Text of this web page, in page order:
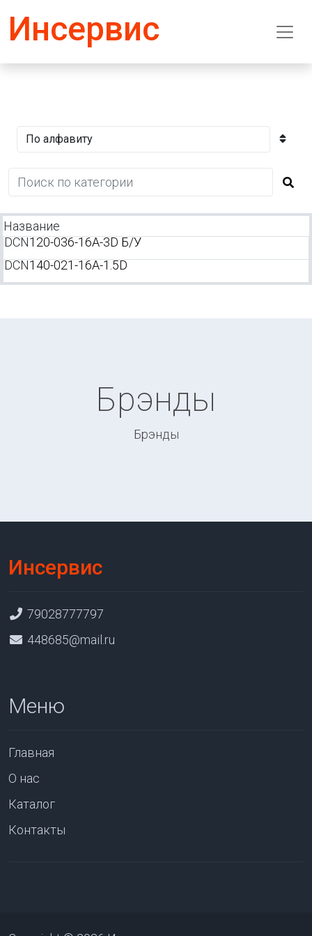
Инсервис
Название
DCN120-036-16A-3D Б/У
DCN140-021-16A-1.5D
Брэнды
Брэнды
Инсервис
79028777797
448685@mail.ru
Меню
Главная
О нас
Каталог
Контакты